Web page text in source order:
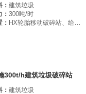
建筑垃圾
300吨/时
HX轮胎移动破碎站、给料机、皮带输送机
300t/h建筑垃圾破碎站
建筑垃圾